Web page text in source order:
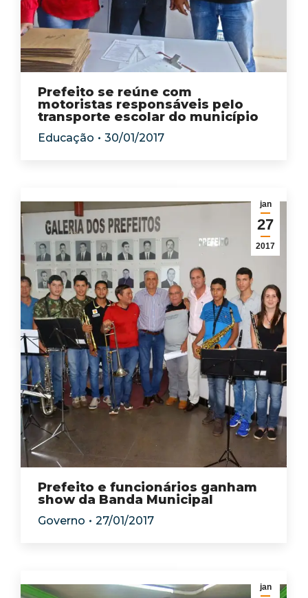
Prefeito se reúne com
motoristas responsáveis pelo
transporte escolar do município
Educação 30/01/2017
jan
27
2017
Prefeito e funcionários ganham
show da Banda Municipal
Governo 27/01/2017
jan